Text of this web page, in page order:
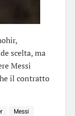
scelta, ma
Messi
il contratto
Messi